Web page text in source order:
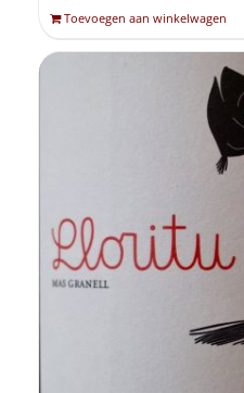
Toevoegen aan winkelwagen